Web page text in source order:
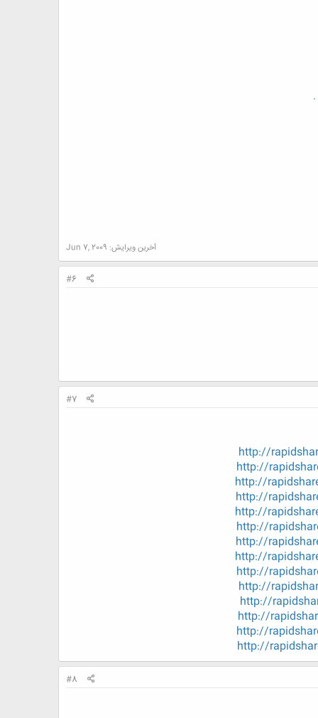
آخرین ویرایش: Jun 7, 2009
#6
#7
http://
http://
http://
http://
http://
http://
http://
http://
http://
http://
http://
http://
http://
http://
#8